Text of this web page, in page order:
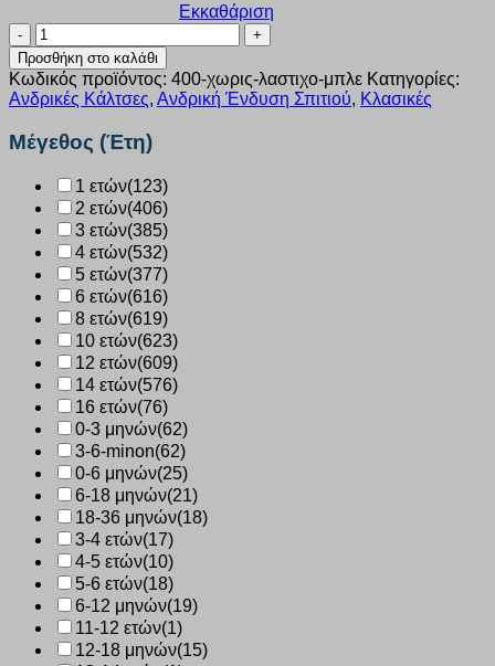
Εκκαθάριση
Κάλτσα
ανδρική
Ampo
Socks
βαμβακερή
χωρίς
λάστιχο
4
ζεύγη
400
ποσότητα
Προσθήκη στο καλάθι
Κωδικός προϊόντος: 400-χωρις-λαστιχο-μπλε Κατηγορίες:
Ανδρικές Κάλτσες, Ανδρική Ένδυση Σπιτιού, Κλασικές
Μέγεθος (Έτη)
1 ετών(123)
2 ετών(406)
3 ετών(385)
4 ετών(532)
5 ετών(377)
6 ετών(616)
8 ετών(619)
10 ετών(623)
12 ετών(609)
14 ετών(576)
16 ετών(76)
0-3 μηνών(62)
3-6-minon(62)
0-6 μηνών(25)
6-18 μηνών(21)
18-36 μηνών(18)
3-4 ετών(17)
4-5 ετών(10)
5-6 ετών(18)
6-12 μηνών(19)
11-12 ετών(1)
12-18 μηνών(15)